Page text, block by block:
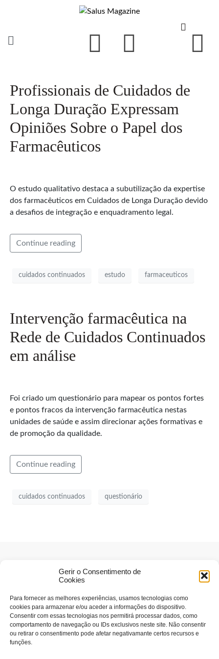
Gerir o Consentimento de
Cookies
Para fornecer as melhores experiências, usamos tecnologias como
cookies para armazenar e/ou aceder a informações do dispositivo.
Consentir com essas tecnologias nos permitirá processar dados, como
comportamento de navegação ou IDs exclusivos neste site. Não consentir
ou retirar o consentimento pode afetar negativamante certos recursos e
funções.
Profissionais de Cuidados de
Longa Duração Expressam
Opiniões Sobre o Papel dos
Farmacêuticos
O estudo qualitativo destaca a subutilização da expertise
dos farmacêuticos em Cuidados de Longa Duração devido
a desafios de integração e enquadramento legal.
Continue reading
cuidados continuados estudo farmaceuticos
Intervenção farmacêutica na
Rede de Cuidados Continuados
em análise
Foi criado um questionário para mapear os pontos fortes
e pontos fracos da intervenção farmacêutica nestas
unidades de saúde e assim direcionar ações formativas e
de promoção da qualidade.
Continue reading
cuidados continuados questionário